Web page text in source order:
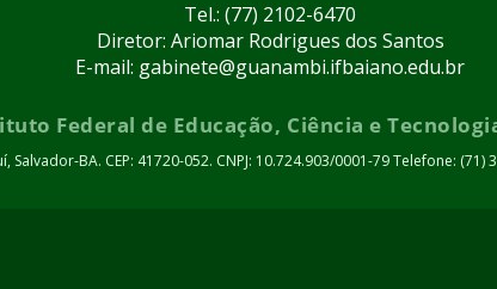
Tel.: (77) 2102-6470
Diretor: Ariomar Rodrigues dos Santos
E-mail: gabinete@guanambi.ifbaiano.edu.br
Federal de Educação, Ciência e
Salvador-BA. CEP: 41720-052. CNPJ: 10.724.903/0001-79 Telefone: (71)